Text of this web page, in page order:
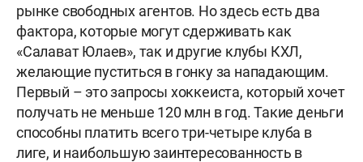
рынке свободных агентов. Но здесь есть два
фактора, которые могут сдерживать как
«Салават Юлаев», так и другие клубы КХЛ,
желающие пуститься в гонку за нападающим.
Первый – это запросы хоккеиста, который хочет
получать не меньше 120 млн в год. Такие деньги
способны платить всего три-четыре клуба в
лиге, и наибольшую заинтересованность в